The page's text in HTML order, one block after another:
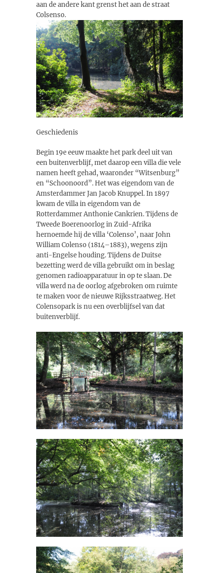
aan de andere kant grenst het aan de straat
Colsenso.
Geschiedenis
Begin 19e eeuw maakte het park deel uit van
een buitenverblijf, met daarop een villa die vele
namen heeft gehad, waaronder “Witsenburg”
en “Schoonoord”. Het was eigendom van de
Amsterdammer Jan Jacob Knuppel. In 1897
kwam de villa in eigendom van de
Rotterdammer Anthonie Cankrien. Tijdens de
Tweede Boerenoorlog in Zuid-Afrika
hernoemde hij de villa ‘Colenso’, naar John
William Colenso (1814–1883), wegens zijn
anti-Engelse houding. Tijdens de Duitse
bezetting werd de villa gebruikt om in beslag
genomen radioapparatuur in op te slaan. De
villa werd na de oorlog afgebroken om ruimte
te maken voor de nieuwe Rijksstraatweg. Het
Colensopark is nu een overblijfsel van dat
buitenverblijf.